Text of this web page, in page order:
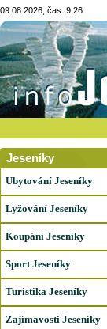
09.08.2026, čas: 9:26
Jeseníky
Ubytování Jeseníky
Lyžování Jeseníky
Koupání Jeseníky
Sport Jeseníky
Turistika Jeseníky
Zajímavosti Jeseníky